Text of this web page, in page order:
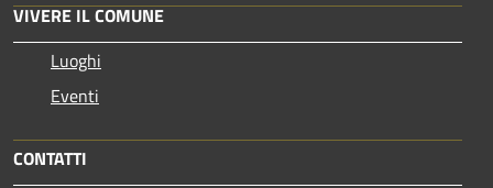
VIVERE IL COMUNE
Luoghi
Eventi
CONTATTI